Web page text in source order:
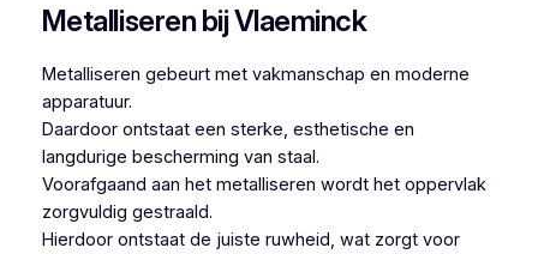
Metalliseren bij Vlaeminck
Metalliseren gebeurt met vakmanschap en moderne
apparatuur.
Daardoor ontstaat een sterke, esthetische en
langdurige bescherming van staal.
Voorafgaand aan het metalliseren wordt het oppervlak
zorgvuldig gestraald.
Hierdoor ontstaat de juiste ruwheid, wat zorgt voor